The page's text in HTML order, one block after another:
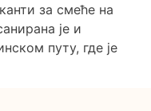
за смеће на
је и
путу, где је